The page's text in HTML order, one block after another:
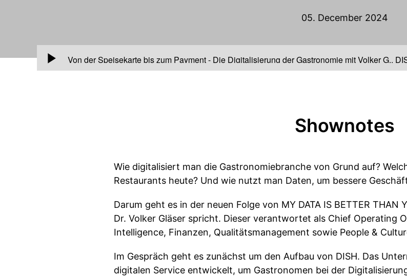
05. December 2024
00:00
Von der Speisekarte bis zum Payment - Die Digitalisierung der Gastronomie mit Volker G.,
Shownotes
Wie digitalisiert man die Gastronomiebranche von Grund auf?
Restaurants heute? Und wie nutzt man Daten, um bessere
Darum geht es in der neuen Folge von MY DATA IS BETTER THAN
Dr. Volker Gläser spricht. Dieser verantwortet als Chief Operating
Intelligence, Finanzen, Qualitätsmanagement sowie People &
Im Gespräch geht es zunächst um den Aufbau von DISH. Das
digitalen Service entwickelt, um Gastronomen bei der